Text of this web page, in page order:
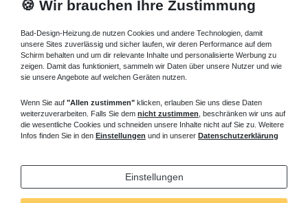
🍪 Wir brauchen Ihre Zustimmung
Bad-Design-Heizung.de nutzen Cookies und andere Technologien, damit
unsere Sites zuverlässig und sicher laufen, wir deren Performance auf dem
Schirm behalten und um dir relevante Inhalte und personalisierte Werbung zu
zeigen. Damit das funktioniert, sammeln wir Daten über unsere Nutzer und wie
sie unsere Angebote auf welchen Geräten nutzen.
Wenn Sie auf "Allen zustimmen" klicken, erlauben Sie uns diese Daten
weiterzuverarbeiten. Falls Sie dem nicht zustimmen , beschränken wir uns auf
die wesentliche Cookies und schneiden unsere Inhalte nicht auf Sie zu. Weitere
Infos finden Sie in den Einstellungen und in unserer Datenschutzerklärung
Einstellungen